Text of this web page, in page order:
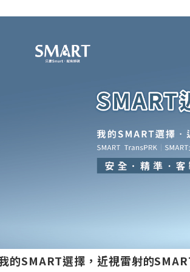
的SMART選擇，近視雷射的